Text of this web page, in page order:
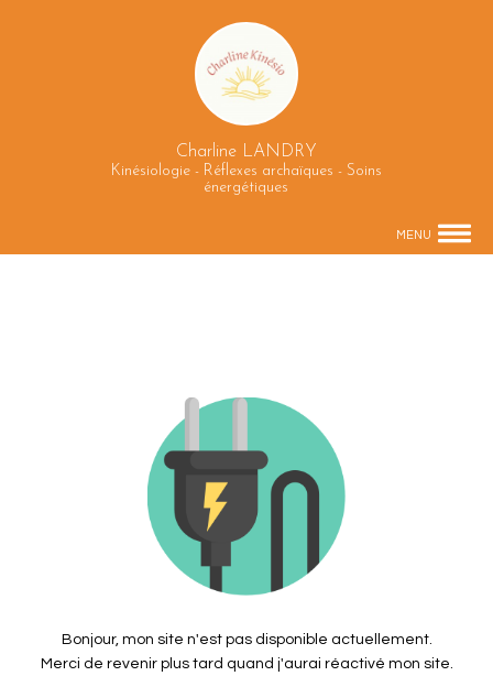
Charline LANDRY
Kinésiologie - Réflexes archaïques - Soins
énergétiques
MENU
Bonjour, mon site n'est pas disponible actuellement.
Merci de revenir plus tard quand j'aurai réactivé mon site.